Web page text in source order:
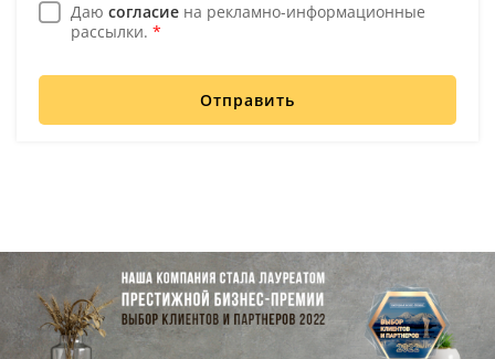
Даю согласие на рекламно-информационные
рассылки. *
Отправить